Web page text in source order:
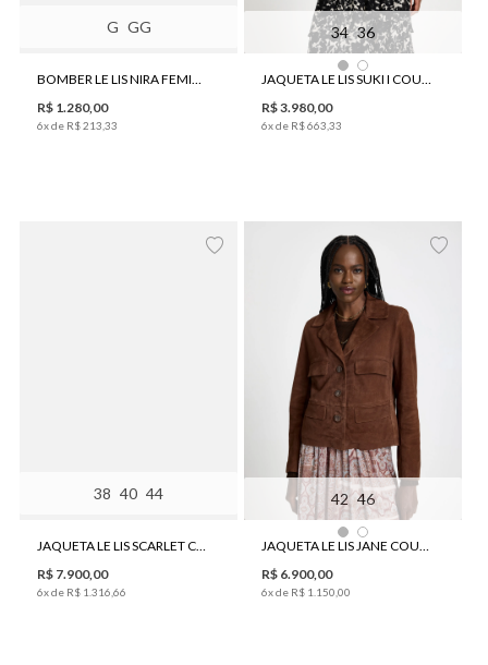
G GG
BOMBER LE LIS NIRA FEMININA
R$ 1.280, 00
6x de R$213 33
34 36
JAQUETA LE LIS SUKI I COURO FEMININA
R$3.980, 00
6x de R$663 33
38 40 44
JAQUETA LE LIS SCARLET COURO FEMININA
R$ 7.900, 00
6x de R$ 1 316 66
42 46
JAQUETA LE LIS JANE COURO FEMININA
R$ 6.900, 00
6x de R$ 1 150 00